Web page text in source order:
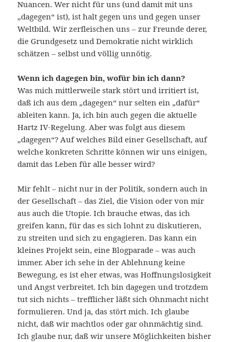
Nuancen. Wer nicht für uns (und damit mit uns
„dagegen“ ist), ist halt gegen uns und gegen unser
Weltbild. Wir zerfleischen uns – zur Freunde derer,
die Grundgesetz und Demokratie nicht wirklich
schätzen – selbst und völlig unnötig.
Wenn ich dagegen bin, wofür bin ich dann?
Was mich mittlerweile stark stört und irritiert ist,
daß ich aus dem „dagegen“ nur selten ein „dafür“
ableiten kann. Ja, ich bin auch gegen die aktuelle
Hartz IV-Regelung. Aber was folgt aus diesem
„dagegen“? Auf welches Bild einer Gesellschaft, auf
welche konkreten Schritte können wir uns einigen,
damit das Leben für alle besser wird?
Mir fehlt – nicht nur in der Politik, sondern auch in
der Gesellschaft – das Ziel, die Vision oder von mir
aus auch die Utopie. Ich brauche etwas, das ich
greifen kann, für das es sich lohnt zu diskutieren,
zu streiten und sich zu engagieren. Das kann ein
kleines Projekt sein, eine Blogparade – was auch
immer. Aber ich sehe in der Ablehnung keine
Bewegung, es ist eher etwas, was Hoffnungslosigkeit
und Angst verbreitet. Ich bin dagegen und trotzdem
tut sich nichts – trefflicher läßt sich Ohnmacht nicht
formulieren. Und ja, das stört mich. Ich glaube
nicht, daß wir machtlos oder gar ohnmächtig sind.
Ich glaube nur, daß wir unsere Möglichkeiten bisher